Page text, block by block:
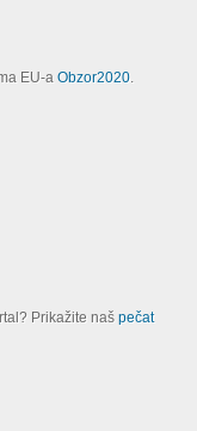
EU-a Obzor2020.
Prikažite naš pečat